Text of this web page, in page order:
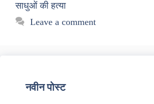
साधुओं की हत्या
Leave a comment
नवीन पोस्ट